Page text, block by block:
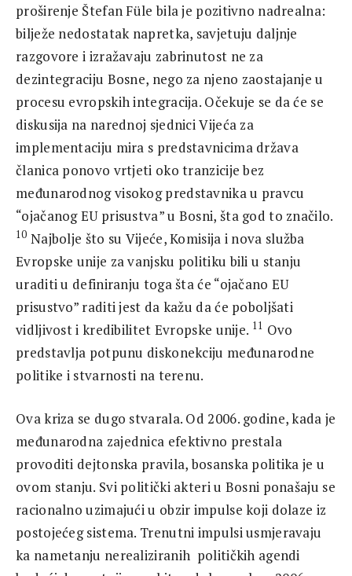
proširenje Štefan Füle bila je pozitivno nadrealna:
bilježe nedostatak napretka, savjetuju daljnje
razgovore i izražavaju zabrinutost ne za
dezintegraciju Bosne, nego za njeno zaostajanje u
procesu evropskih integracija. Očekuje se da će se
diskusija na narednoj sjednici Vijeća za
implementaciju mira s predstavnicima država
članica ponovo vrtjeti oko tranzicije bez
međunarodnog visokog predstavnika u pravcu
“ojačanog EU prisustva” u Bosni, šta god to značilo.
10 Najbolje što su Vijeće, Komisija i nova služba
Evropske unije za vanjsku politiku bili u stanju
uraditi u definiranju toga šta će “ojačano EU
prisustvo” raditi jest da kažu da će poboljšati
vidljivost i kredibilitet Evropske unije. 11 Ovo
predstavlja potpunu diskonekciju međunarodne
politike i stvarnosti na terenu.
Ova kriza se dugo stvarala. Od 2006. godine, kada je
međunarodna zajednica efektivno prestala
provoditi dejtonska pravila, bosanska politika je u
ovom stanju. Svi politički akteri u Bosni ponašaju se
racionalno uzimajući u obzir impulse koji dolaze iz
postojećeg sistema. Trenutni impulsi usmjeravaju
ka nametanju nerealiziranih političkih agendi